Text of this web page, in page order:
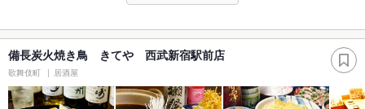
備長炭火焼き鳥 きてや 西武新宿駅前店
歌舞伎町 居酒屋